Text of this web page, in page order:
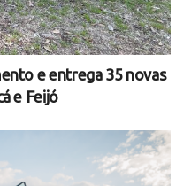
e entrega 35 novas
e Feijó